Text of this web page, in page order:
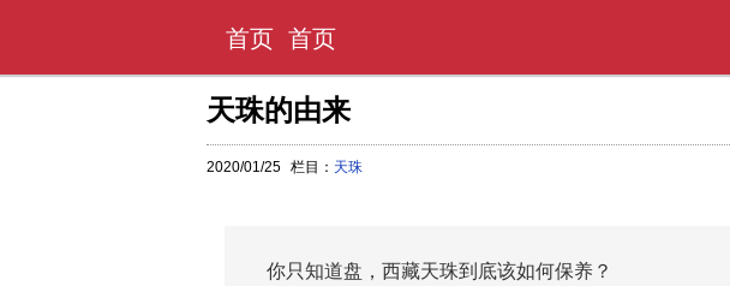
首页 首页
天珠的由来
2020/01/25 栏目： 天珠
你只知道盘，西藏天珠到底该如何保养？